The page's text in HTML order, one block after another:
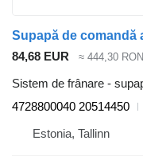
84,68 EUR ≈ 444,30 RON
Sistem de frânare -
4728800040 20514450
Estonia, Tallinn